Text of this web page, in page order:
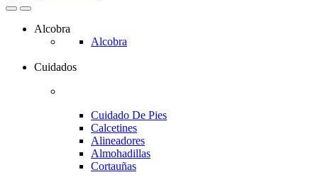
Alcobra
Alcobra
Cuidados
Cuidado De Pies
Calcetines
Alineadores
Almohadillas
Cortauñas